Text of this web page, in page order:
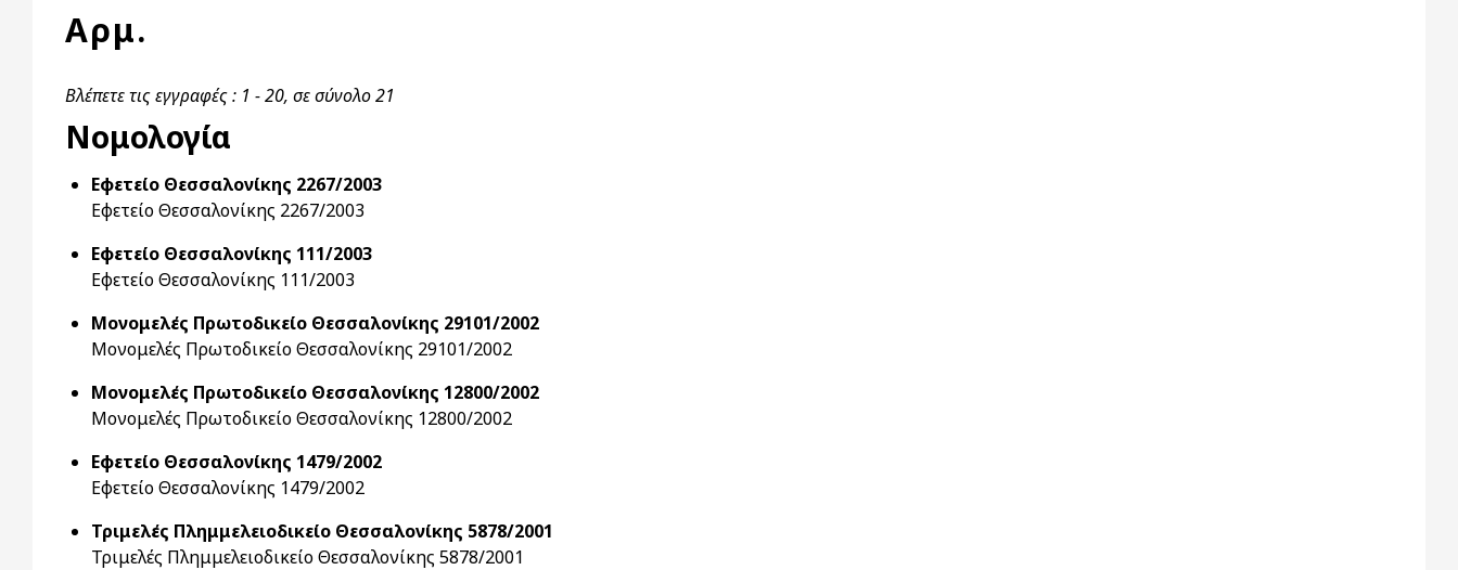
Αρμ.
Βλέπετε τις εγγραφές : 1 - 20, σε σύνολο 21
Νομολογία
Εφετείο Θεσσαλονίκης 2267/2003
Εφετείο Θεσσαλονίκης 2267/2003
Εφετείο Θεσσαλονίκης 111/2003
Εφετείο Θεσσαλονίκης 111/2003
Μονομελές Πρωτοδικείο Θεσσαλονίκης 29101/2002
Μονομελές Πρωτοδικείο Θεσσαλονίκης 29101/2002
Μονομελές Πρωτοδικείο Θεσσαλονίκης 12800/2002
Μονομελές Πρωτοδικείο Θεσσαλονίκης 12800/2002
Εφετείο Θεσσαλονίκης 1479/2002
Εφετείο Θεσσαλονίκης 1479/2002
Τριμελές Πλημμελειοδικείο Θεσσαλονίκης 5878/2001
Τριμελές Πλημμελειοδικείο Θεσσαλονίκης 5878/2001